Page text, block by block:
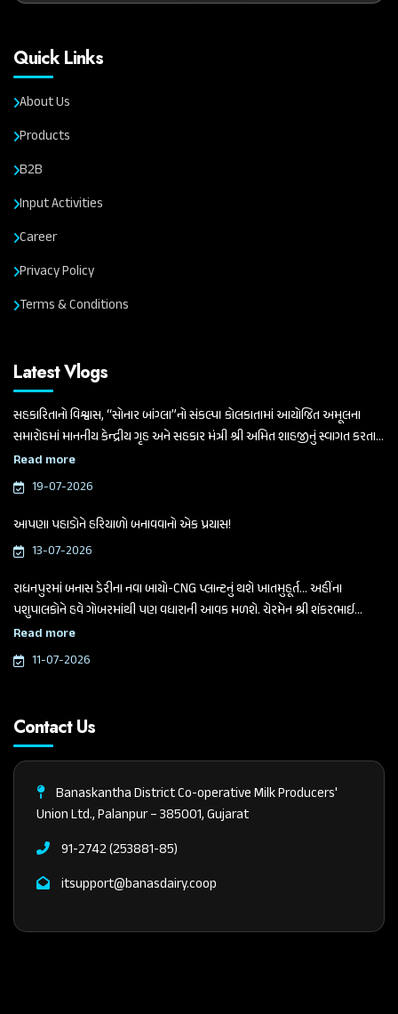
Quick Links
About Us
Products
B2B
Input Activities
Career
Privacy Policy
Terms & Conditions
Latest Vlogs
સહકારિતાનો વિશ્વાસ, “સોનાર બાંગ્લા”નો સંકલ્પ। કોલકાતામાં આયોજિત અમૂલના
સમારોહમાં માનનીય કેન્દ્રીય ગૃહ અને સહકાર મંત્રી શ્રી અમિત શાહજીનું સ્વાગત કરતા
ગુજરાત વિધાનસભાના માનનીય અધ્યક્ષ અને બનાસ ડેરીના ચેરમેન શ્રી શંકરભાઈ
ચૌધરી
Read more
19-07-2026
આપણા પહાડોને હરિયાળો બનાવવાનો એક પ્રયાસ!
13-07-2026
રાધનપુરમાં બનાસ ડેરીના નવા બાયો-CNG પ્લાન્ટનું થશે ખાતમુહૂર્ત... અહીંના
પશુપાલકોને હવે ગોબરમાંથી પણ વધારાની આવક મળશે. ચેરમેન શ્રી શંકરભાઈ
ચૌધરીએ આજે આ મહત્વપૂર્ણ જાહેરાત કરી.
Read more
11-07-2026
Contact Us
Banaskantha District Co-operative Milk Producers'
Union Ltd., Palanpur – 385001, Gujarat
91-2742 (253881-85)
itsupport@banasdairy.coop